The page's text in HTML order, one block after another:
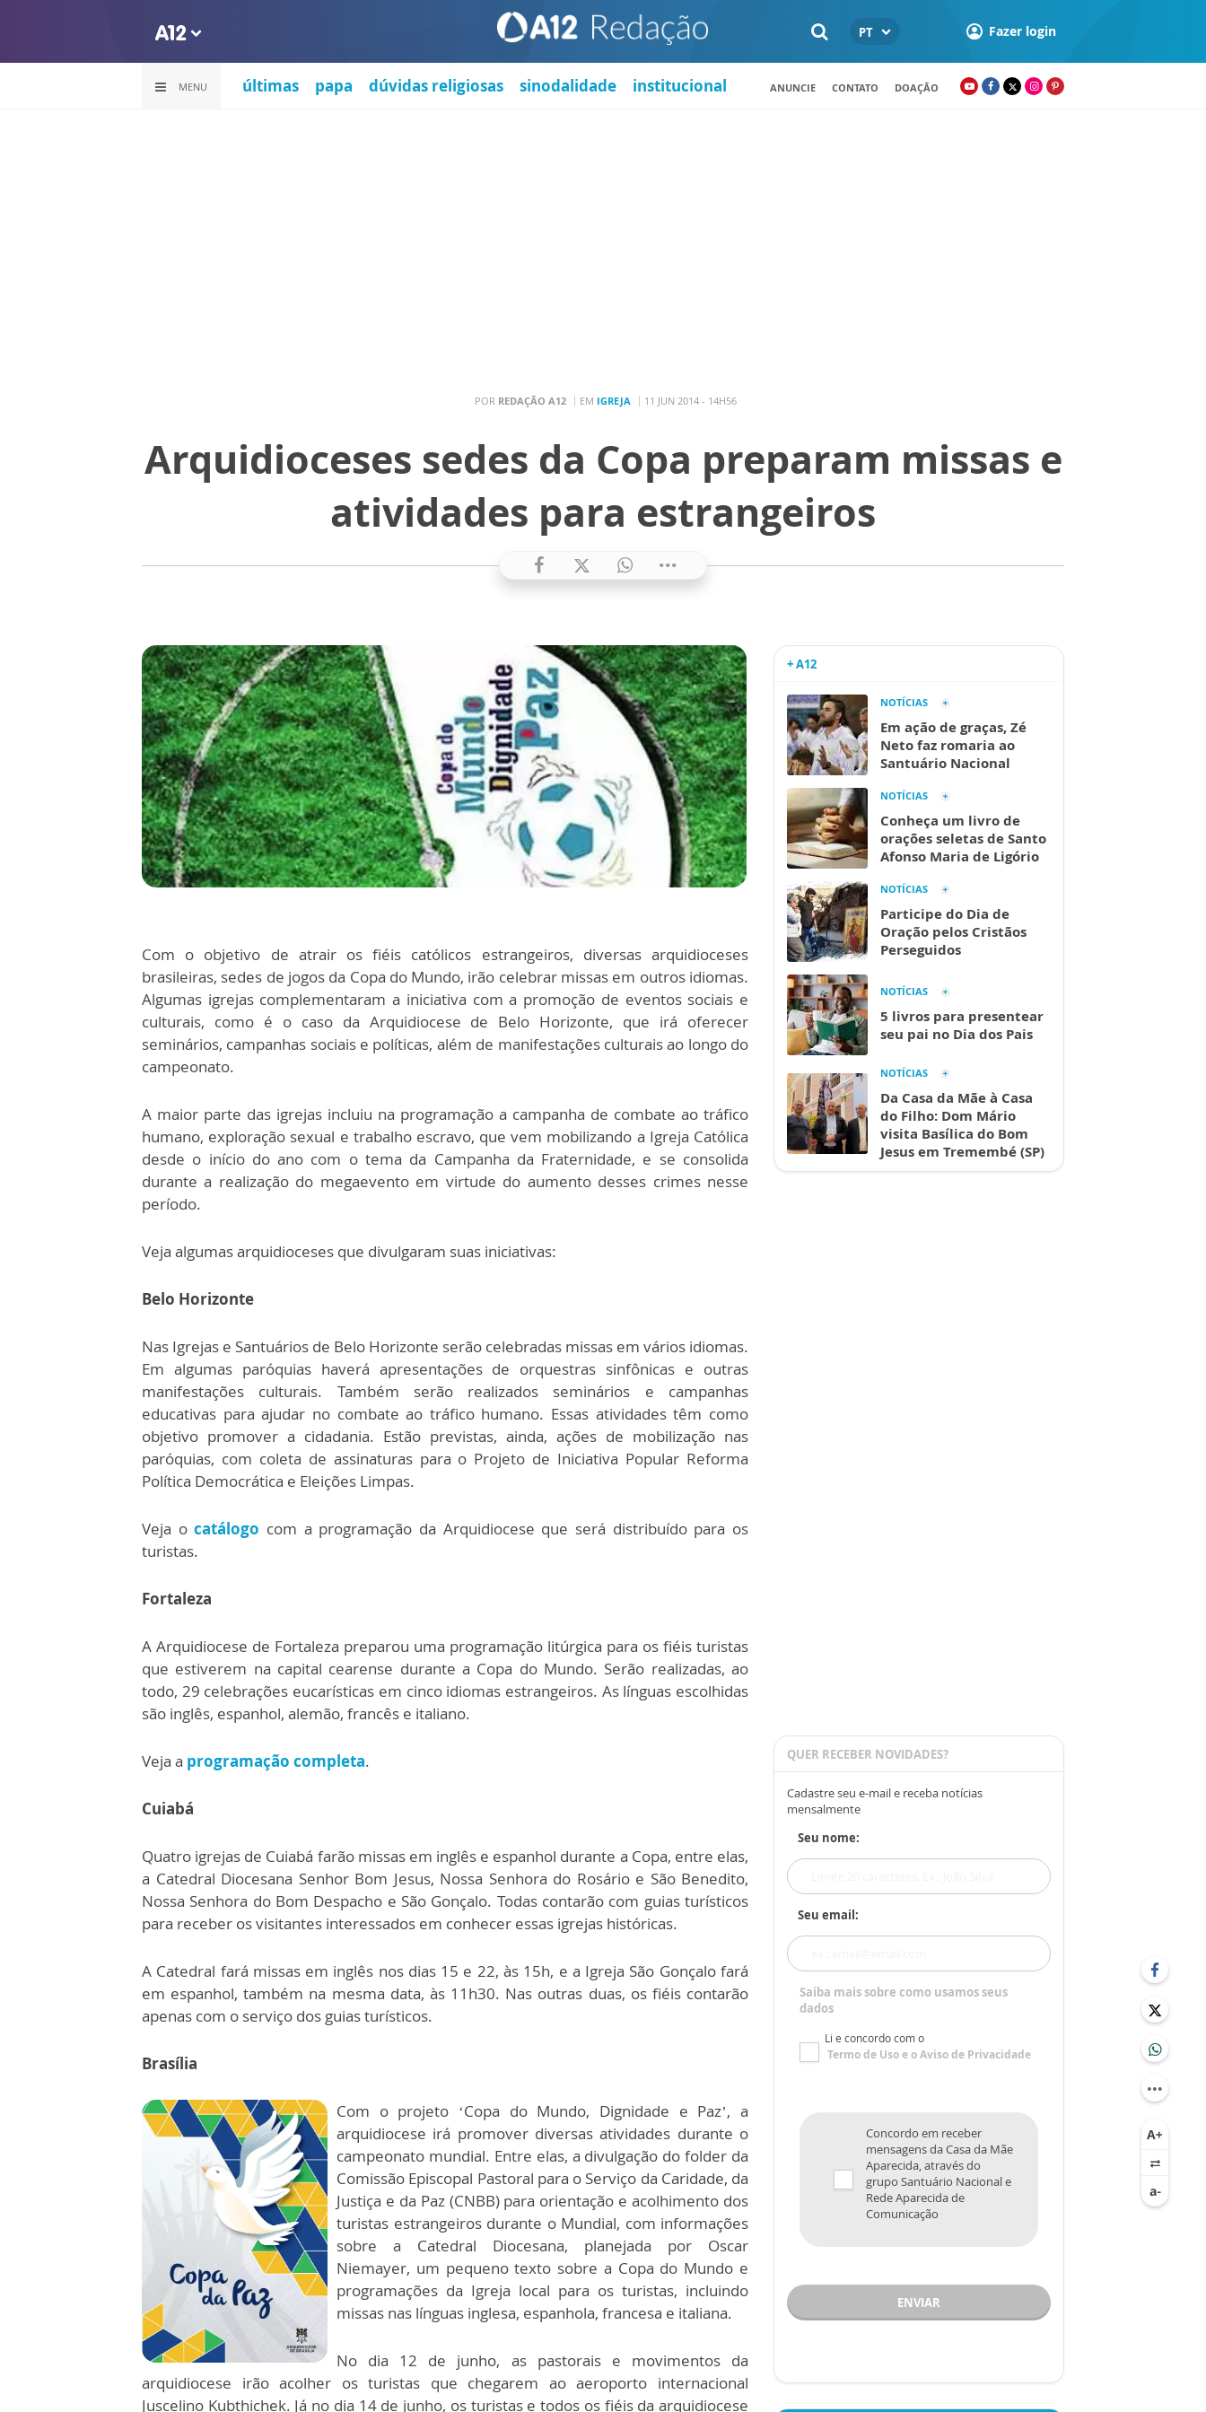
PT Fazer login
MENU últimas papa dúvidas religiosas sinodalidade institucional ANUNCIE CONTATO DOAÇÃO
POR REDAÇÃO A12 EM IGREJA 11 JUN 2014 - 14H56
Arquidioceses sedes da Copa preparam missas e
atividades para estrangeiros
Com o objetivo de atrair os fiéis católicos estrangeiros, diversas arquidioceses
brasileiras, sedes de jogos da Copa do Mundo, irão celebrar missas em outros idiomas.
Algumas igrejas complementaram a iniciativa com a promoção de eventos sociais e
culturais, como é o caso da Arquidiocese de Belo Horizonte, que irá oferecer
seminários, campanhas sociais e políticas, além de manifestações culturais ao longo do
campeonato.
A maior parte das igrejas incluiu na programação a campanha de combate ao tráfico
humano, exploração sexual e trabalho escravo, que vem mobilizando a Igreja Católica
desde o início do ano com o tema da Campanha da Fraternidade, e se consolida
durante a realização do megaevento em virtude do aumento desses crimes nesse
período.
Veja algumas arquidioceses que divulgaram suas iniciativas:
Belo Horizonte
Nas Igrejas e Santuários de Belo Horizonte serão celebradas missas em vários idiomas.
Em algumas paróquias haverá apresentações de orquestras sinfônicas e outras
manifestações culturais. Também serão realizados seminários e campanhas
educativas para ajudar no combate ao tráfico humano. Essas atividades têm como
objetivo promover a cidadania. Estão previstas, ainda, ações de mobilização nas
paróquias, com coleta de assinaturas para o Projeto de Iniciativa Popular Reforma
Política Democrática e Eleições Limpas.
Veja ocatálogo com a programação da Arquidiocese que será distribuído para os
turistas.
Fortaleza
A Arquidiocese de Fortaleza preparou uma programação litúrgica para os fiéis turistas
que estiverem na capital cearense durante a Copa do Mundo. Serão realizadas, ao
todo, 29 celebrações eucarísticas em cinco idiomas estrangeiros. As línguas escolhidas
são inglês, espanhol, alemão, francês e italiano.
Veja a programação completa.
Cuiabá
Quatro igrejas de Cuiabá farão missas em inglês e espanhol durante a Copa, entre elas,
a Catedral Diocesana Senhor Bom Jesus, Nossa Senhora do Rosário e São Benedito,
Nossa Senhora do Bom Despacho e São Gonçalo. Todas contarão com guias turísticos
para receber os visitantes interessados em conhecer essas igrejas históricas.
A Catedral fará missas em inglês nos dias 15 e 22, às 15h, e a Igreja São Gonçalo fará
em espanhol, também na mesma data, às 11h30. Nas outras duas, os fiéis contarão
apenas com o serviço dos guias turísticos.
Brasília
Com o projeto ‘Copa do Mundo, Dignidade e Paz’, a
arquidiocese irá promover diversas atividades durante o
campeonato mundial. Entre elas, a divulgação do folder da
Comissão Episcopal Pastoral para o Serviço da Caridade, da
Justiça e da Paz (CNBB) para orientação e acolhimento dos
turistas estrangeiros durante o Mundial, com informações
sobre a Catedral Diocesana, planejada por Oscar
Niemayer, um pequeno texto sobre a Copa do Mundo e
programações da Igreja local para os turistas, incluindo
missas nas línguas inglesa, espanhola, francesa e italiana.
No dia 12 de junho, as pastorais e movimentos da
arquidiocese irão acolher os turistas que chegarem ao aeroporto internacional
Juscelino Kubthichek. Já no dia 14 de junho, os turistas e todos os fiéis da arquidiocese
+ A12
NOTÍCIAS
Em ação de graças, Zé
Neto faz romaria ao
Santuário Nacional
NOTÍCIAS
Conheça um livro de
orações seletas de Santo
Afonso Maria de Ligório
NOTÍCIAS
Participe do Dia de
Oração pelos Cristãos
Perseguidos
NOTÍCIAS
5 livros para presentear
seu pai no Dia dos Pais
NOTÍCIAS
Da Casa da Mãe à Casa
do Filho: Dom Mário
visita Basílica do Bom
Jesus em Tremembé (SP)
QUER RECEBER NOVIDADES?
Cadastre seu e-mail e receba notícias
mensalmente
Seu nome:
Seu email:
Saiba mais sobre como usamos seus
dados
Li e concordo com o
Termo de Usoe oAviso de Privacidade
Concordo em receber
mensagens da Casa da Mãe
Aparecida, através do
grupo Santuário Nacional e
Rede Aparecida de
Comunicação
ENVIAR